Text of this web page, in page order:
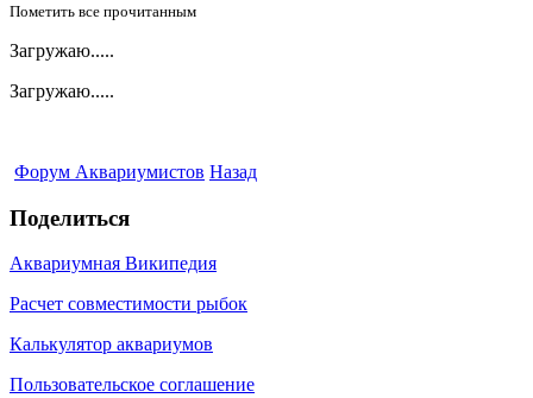
Пометить все прочитанным
Загружаю.....
Загружаю.....
Форум Аквариумистов Назад
Поделиться
Аквариумная Википедия
Расчет совместимости рыбок
Калькулятор аквариумов
Пользовательское соглашение